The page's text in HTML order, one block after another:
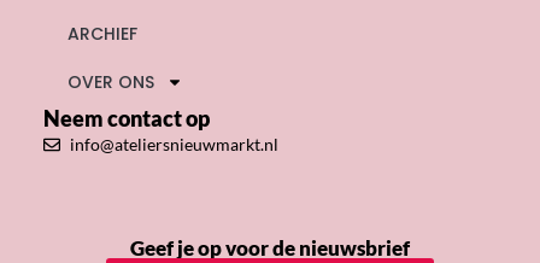
ARCHIEF
OVER ONS
Neem contact op
info@ateliersnieuwmarkt.nl
Geef je op voor de nieuwsbrief